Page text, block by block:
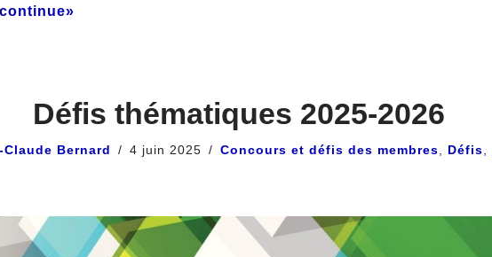
Défis thématiques 2025-2026
Claude Bernard 4 juin 2025 Concours et défis des membres Défis